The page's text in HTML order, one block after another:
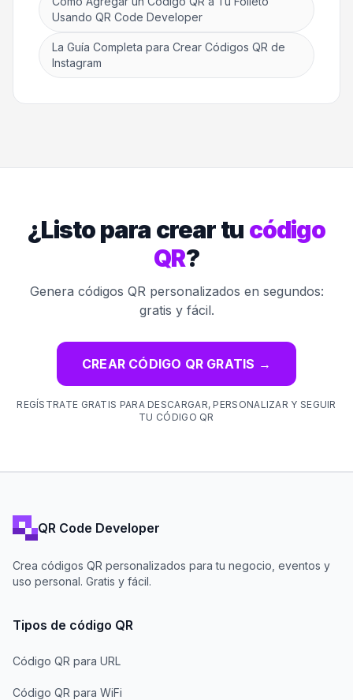
Usando QR Code Developer
La Guía Completa para Crear Códigos QR de
Instagram
¿Listo para crear tu código
QR?
Genera códigos QR personalizados en segundos:
gratis y fácil.
CREAR CÓDIGO QR GRATIS →
REGÍSTRATE GRATIS PARA DESCARGAR, PERSONALIZAR Y SEGUIR
TU CÓDIGO QR
QR Code Developer
Crea códigos QR personalizados para tu negocio, eventos y
uso personal. Gratis y fácil.
Tipos de código QR
Código QR para URL
Código QR para WiFi